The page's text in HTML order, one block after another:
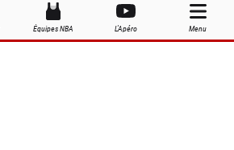
Équipes NBA L'Apéro Menu
Seattle
Supersonics